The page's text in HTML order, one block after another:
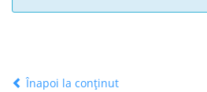
Înapoi la conținut